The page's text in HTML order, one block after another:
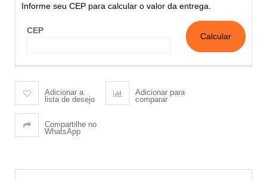
Informe seu CEP para calcular o valor da entrega.
CEP
Adicionar a
lista de desejo
Adicionar para
comparar
Compartilhe no
WhatsApp